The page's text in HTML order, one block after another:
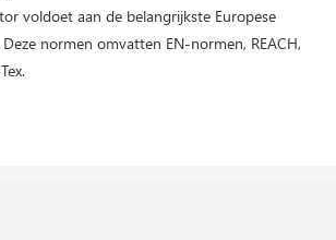
voldoet aan de belangrijkste Europese
normen omvatten EN-normen, REACH,